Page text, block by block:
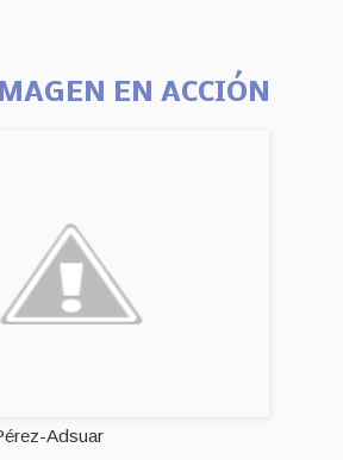
EN ACCIÓN
Adsuar